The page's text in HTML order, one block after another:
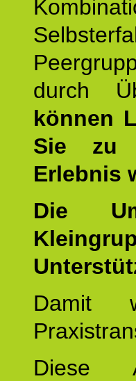
durch
können
Sie zu
Erlebnis
Die
Damit
Diese